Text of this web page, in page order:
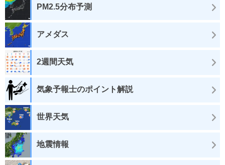
PM2.5分布予測
アメダス
2週間天気
気象予報士のポイント解説
世界天気
地震情報